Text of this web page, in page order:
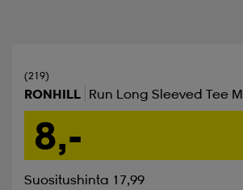
(219)
RONHILL Run Long Sleeved Tee M
8,-
Suositushinta 17,99